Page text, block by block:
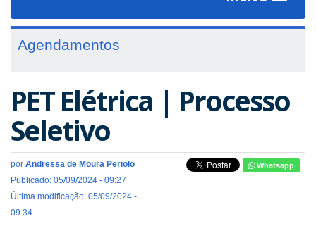
Agendamentos
PET Elétrica | Processo
Seletivo
por Andressa de Moura Periolo
Publicado: 05/09/2024 - 09:27
Última modificação: 05/09/2024 -
09:34
Whatsapp